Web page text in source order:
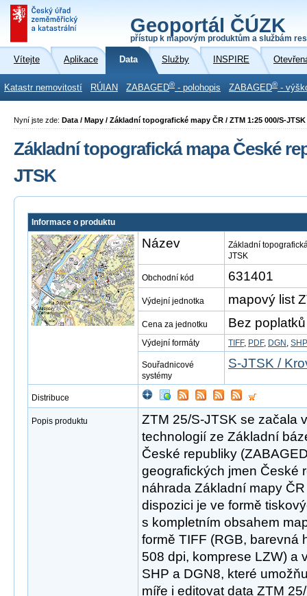
Geoportál ČÚZK
přístup k mapovým produktům a službám
Vítejte Aplikace Data Služby INSPIRE
Katastr nemovitostí RÚIAN ZABAGED® - polohopis ZABAGED® -
Nyní jste zde: Data / Mapy / Základní topografické mapy ČR / ZTM 1:25 000/S-JTSK
Základní topografická mapa České
JTSK
Informace o produktu
Název
Základní
JTSK
Obchodní kód 631401
Výdejní jednotka mapový list
Cena za jednotku Bez poplatků
Výdejní formáty TIFF, PDF, DGN , SHP
Souřadnicové
systémy
S-JTSK /
Distribuce
Popis produktu
ZTM 25/S-JTSK se začala
technologií ze Základní
České republiky
geografických jmen České
náhrada Základní mapy
dispozici je ve formě
s kompletním obsahem
formě TIFF (RGB, barevná
508 dpi, komprese LZW) a
SHP a DGN8, které
míře i editovat data ZTM